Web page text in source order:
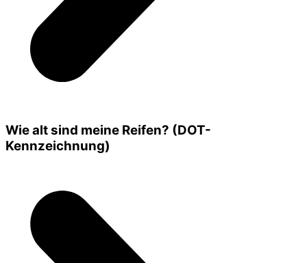
Wie alt sind meine Reifen? (DOT-
Kennzeichnung)